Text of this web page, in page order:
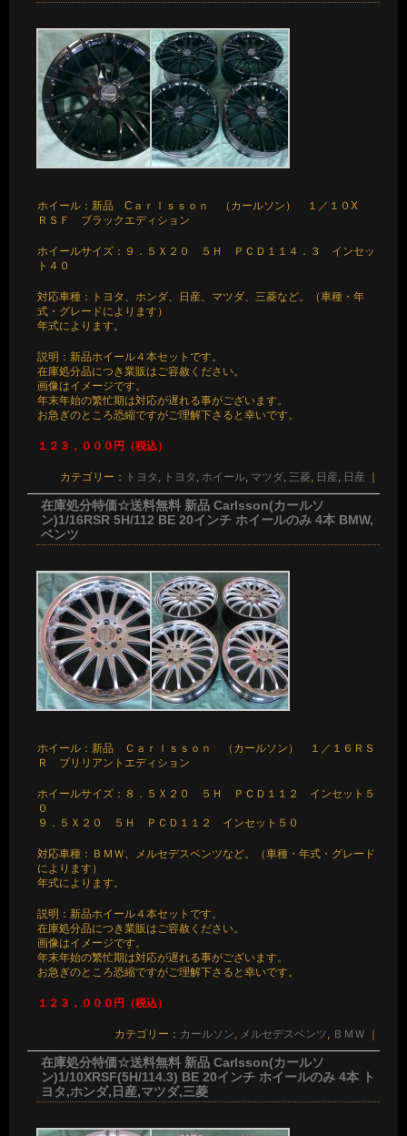
ホイール：新品 Cａｒｌｓｓｏｎ （カールソン） １／１０X
ＲＳＦ ブラックエディション
ホイールサイズ：９．５Ｘ２０ ５Ｈ ＰＣＤ１１４．３ インセッ
ト４０
対応車種：トヨタ、ホンダ、日産、マツダ、三菱など。（車種・年
式・グレードによります）
年式によります。
説明：新品ホイール４本セットです。
在庫処分品につき業販はご容赦ください。
画像はイメージです。
年末年始の繁忙期は対応が遅れる事がございます。
お急ぎのところ恐縮ですがご理解下さると幸いです。
１２３，０００円（税込）
カテゴリー： トヨタ , トヨタ , ホイール, マツダ, 三菱, 日産, 日産
在庫処分特価☆送料無料 新品 Carlsson(カールソ
ン)1/16RSR 5H/112 BE 20インチ ホイールのみ 4本 BMW,
ベンツ
ホイール：新品 Ｃａｒｌｓｓｏｎ （カールソン） １／１６ＲＳ
Ｒ ブリリアントエディション
ホイールサイズ：８．５Ｘ２０ ５Ｈ ＰＣＤ１１２ インセット５
０
９．５Ｘ２０ ５Ｈ ＰＣＤ１１２ インセット５０
対応車種：ＢＭＷ、メルセデスベンツなど。（車種・年式・グレード
によります）
年式によります。
説明：新品ホイール４本セットです。
在庫処分品につき業販はご容赦ください。
画像はイメージです。
年末年始の繁忙期は対応が遅れる事がございます。
お急ぎのところ恐縮ですがご理解下さると幸いです。
１２３，０００円（税込）
カテゴリー： カールソン, メルセデスベンツ, ＢＭＷ
在庫処分特価☆送料無料 新品 Carlsson(カールソ
ン)1/10XRSF(5H/114.3) BE 20インチ ホイールのみ 4本 ト
ヨタ,ホンダ,日産,マツダ,三菱